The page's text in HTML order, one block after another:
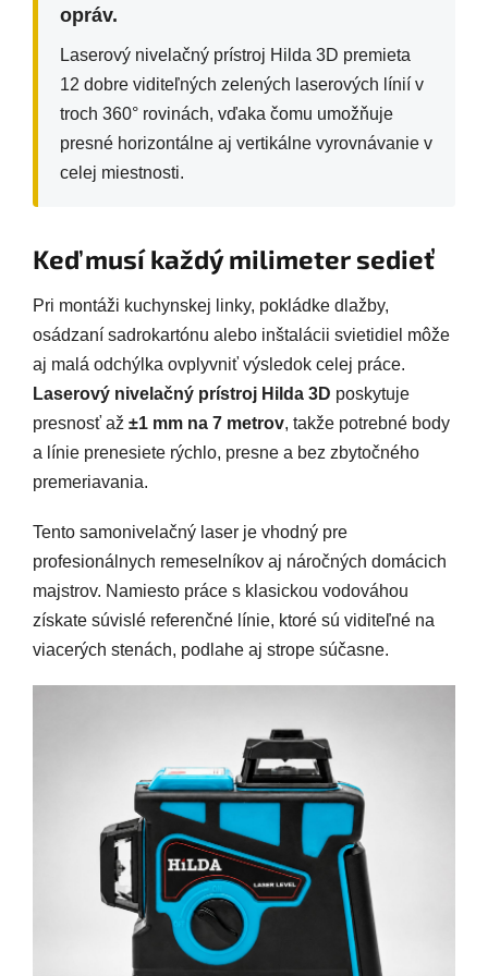
opráv.
Laserový nivelačný prístroj Hilda 3D premieta
12 dobre viditeľných zelených laserových línií v
troch 360° rovinách, vďaka čomu umožňuje
presné horizontálne aj vertikálne vyrovnávanie v
celej miestnosti.
Keď musí každý milimeter sedieť
Pri montáži kuchynskej linky, pokládke dlažby,
osádzaní sadrokartónu alebo inštalácii svietidiel môže
aj malá odchýlka ovplyvniť výsledok celej práce.
Laserový nivelačný prístroj Hilda 3D poskytuje
presnosť až ±1 mm na 7 metrov, takže potrebné body
a línie prenesiete rýchlo, presne a bez zbytočného
premeriavania.
Tento samonivelačný laser je vhodný pre
profesionálnych remeselníkov aj náročných domácich
majstrov. Namiesto práce s klasickou vodováhou
získate súvislé referenčné línie, ktoré sú viditeľné na
viacerých stenách, podlahe aj strope súčasne.